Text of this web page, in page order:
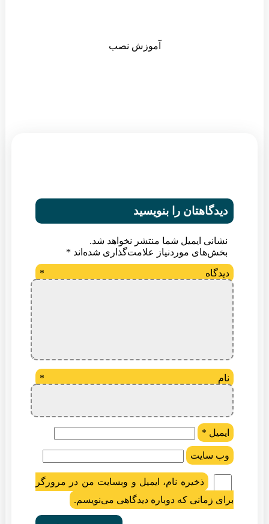
آموزش نصب
دیدگاهتان را بنویسید
نشانی ایمیل شما منتشر نخواهد شد.
بخش‌های موردنیاز علامت‌گذاری شده‌اند *
دیدگاه *
نام *
ایمیل *
وب‌ سایت
ذخیره نام، ایمیل و وبسایت من در مرورگر
برای زمانی که دوباره دیدگاهی می‌نویسم.